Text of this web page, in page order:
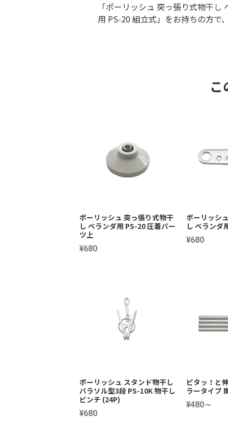
「ポーリッシュ 突っ張り式物干
用 PS-20 組立式」をお持ちの方で
ポーリッシュ 突っ張り式物干
し ベランダ用 PS-20 圧着パー
ツ上
¥680
ポーリッシ
し ベランダ
¥680
ポーリッシュ スタンド物干し
パラソル型3段 PS-10K 物干し
ピンチ (24P)
¥680
ピタッ！と
ラータイプ
¥480～